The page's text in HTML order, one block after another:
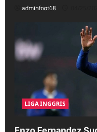
adminfoot68
LIGA INGGRIS